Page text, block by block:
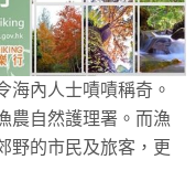
海內人士嘖嘖稱奇。
農自然護理署。而漁
野的市民及旅客，更